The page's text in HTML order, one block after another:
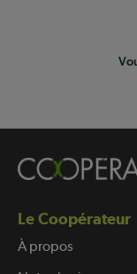
Le Coopérateur
À propos